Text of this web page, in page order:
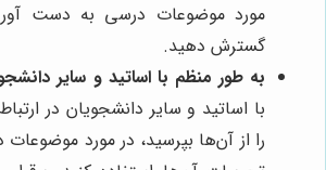
مورد موضوعات درسی به دست
گسترش دهید.
به طور منظم با اساتید و سایر
با اساتید و سایر دانشجویان در
را از آن‌ها بپرسید، در مورد